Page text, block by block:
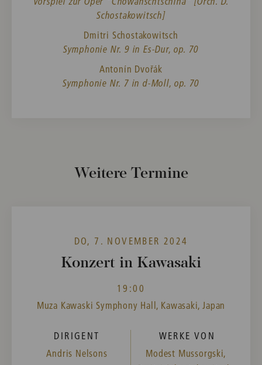
Schostakowitsch]
Dmitri Schostakowitsch
Symphonie Nr. 9 in Es-Dur, op. 70
Antonín Dvořák
Symphonie Nr. 7 in d-Moll, op. 70
Weitere Termine
DO, 7. NOVEMBER 2024
Konzert in Kawasaki
19:00
Muza Kawaski Symphony Hall, Kawasaki, Japan
DIRIGENT
Andris Nelsons
WERKE VON
Modest Mussorgski,